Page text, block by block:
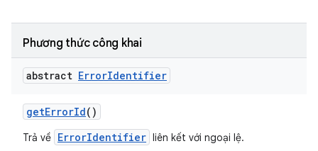
Phương thức công khai
abstract ErrorIdentifier
getErrorId()
Trả về ErrorIdentifier liên kết với ngoại lệ.